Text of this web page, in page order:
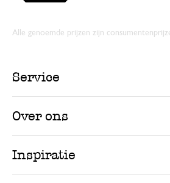
Alle genoemde prijzen zijn
Service
Over ons
Inspiratie